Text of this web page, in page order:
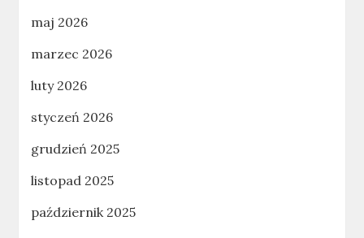
maj 2026
marzec 2026
luty 2026
styczeń 2026
grudzień 2025
listopad 2025
październik 2025